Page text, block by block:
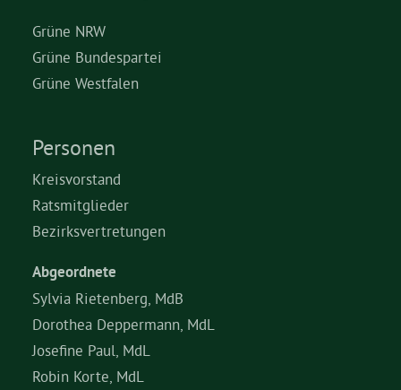
Grüne NRW
Grüne Bundespartei
Grüne Westfalen
Personen
Kreisvorstand
Ratsmitglieder
Bezirksvertretungen
Abgeordnete
Sylvia Rietenberg, MdB
Dorothea Deppermann, MdL
Josefine Paul, MdL
Robin Korte, MdL